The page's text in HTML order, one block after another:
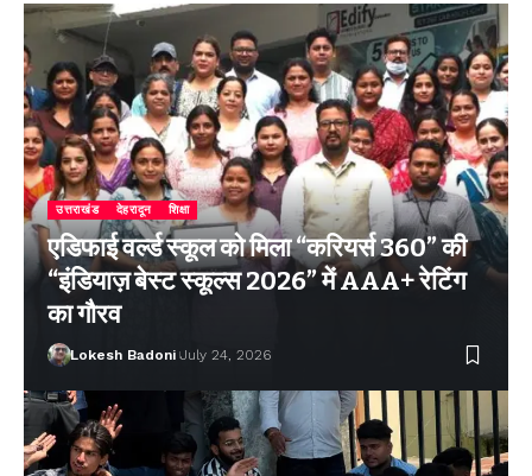
उत्तराखंड देहरादून शिक्षा
एडिफाई वर्ल्ड स्कूल को मिला “करियर्स 360” की
“इंडियाज़ बेस्ट स्कूल्स 2026” में AAA+ रेटिंग
का गौरव
Lokesh Badoni July 24, 2026